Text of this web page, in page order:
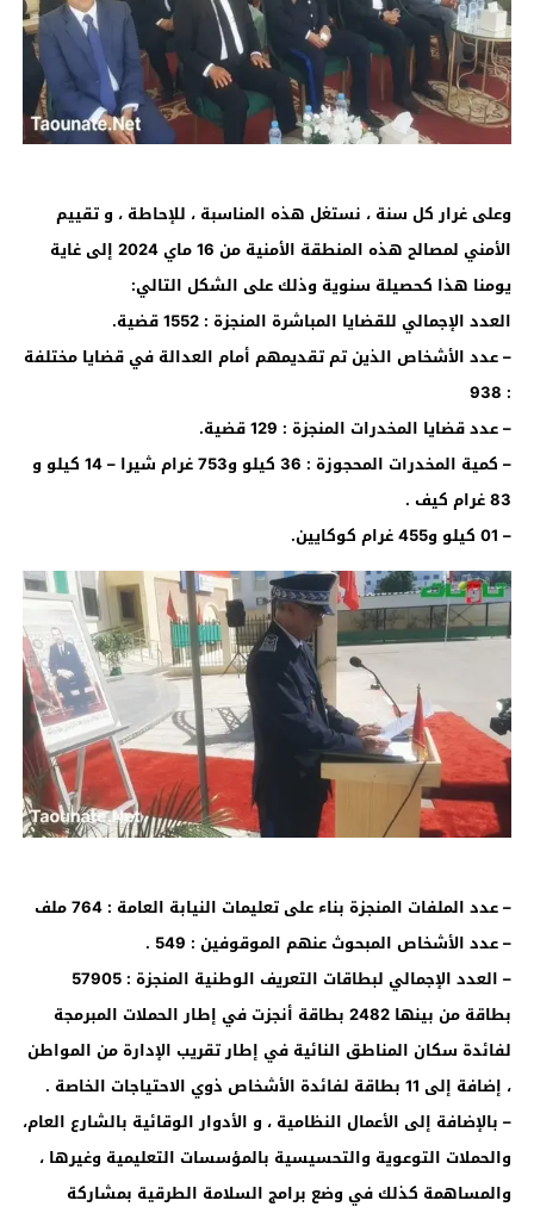
وعلى غرار كل سنة ، نستغل هذه المناسبة ، للإحاطة ، و تقييم
الأمني لمصالح هذه المنطقة الأمنية من 16 ماي 2024 إلى غاية
يومنا هذا كحصيلة سنوية وذلك على الشكل التالي:
العدد الإجمالي للقضايا المباشرة المنجزة : 1552 قضية.
– عدد الأشخاص الذين تم تقديمهم أمام العدالة في قضايا مختلفة
: 938
– عدد قضايا المخدرات المنجزة : 129 قضية.
– كمية المخدرات المحجوزة : 36 كيلو و753 غرام شيرا – 14 كيلو و
83 غرام كيف .
– 01 كيلو و455 غرام كوكايين.
– عدد الملفات المنجزة بناء على تعليمات النيابة العامة : 764 ملف
– عدد الأشخاص المبحوث عنهم الموقوفين : 549 .
– العدد الإجمالي لبطاقات التعريف الوطنية المنجزة : 57905
بطاقة من بينها 2482 بطاقة أنجزت في إطار الحملات المبرمجة
لفائدة سكان المناطق النائية في إطار تقريب الإدارة من المواطن
، إضافة إلى 11 بطاقة لفائدة الأشخاص ذوي الاحتياجات الخاصة .
– بالإضافة إلى الأعمال النظامية ، و الأدوار الوقائية بالشارع العام،
والحملات التوعوية والتحسيسية بالمؤسسات التعليمية وغيرها ،
والمساهمة كذلك في وضع برامج السلامة الطرقية بمشاركة